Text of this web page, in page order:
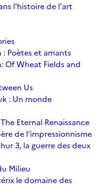
l'histoire de l'art
Poètes et amants
Of Wheat Fields and
Us
: Un monde
Eternal Renaissance
de l’impressionnisme
3, la guerre des deux
Milieu
le domaine des